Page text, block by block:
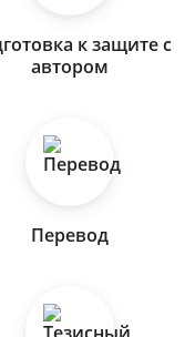
к защите с
автором
Перевод